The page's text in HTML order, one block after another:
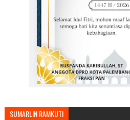
SUMARLIN RAMKUTI